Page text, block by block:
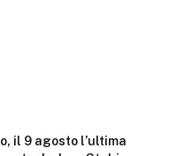
il 9 agosto l’ultima